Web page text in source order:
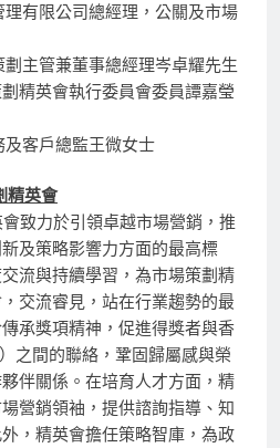
有限公司總經理，公關及市場
主管兼董事總經理岑卓耀先生
精英會執行委員會委員譚嘉瑩
客戶總監王微女士
精英會
致力於引領卓越市場營銷，推
及策略影響力方面的最高標
流與持續學習，為市場策劃精
交流睿見，站在行業趨勢的最
承獎項精神，促進得獎者與香
之間的聯絡，鞏固歸屬感與榮
伴關係。在培育人才方面，精
營銷領袖，提供諮詢指導、知
，精英會擔任策略智庫，為政